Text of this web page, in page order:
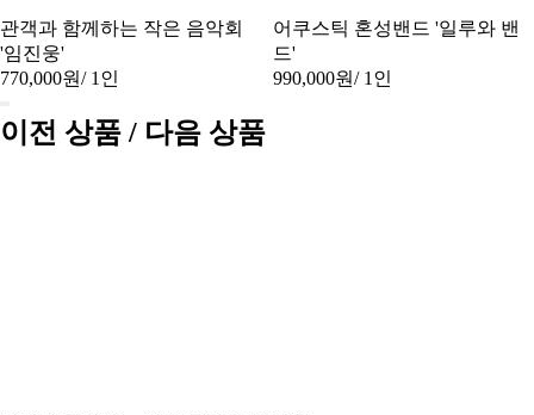
관객과 함께하는 작은 음악회
'임진웅'
770,000원/ 1인
어쿠스틱 혼성밴드 '일루와 밴
드'
990,000원/ 1인
이전 상품 / 다음 상품